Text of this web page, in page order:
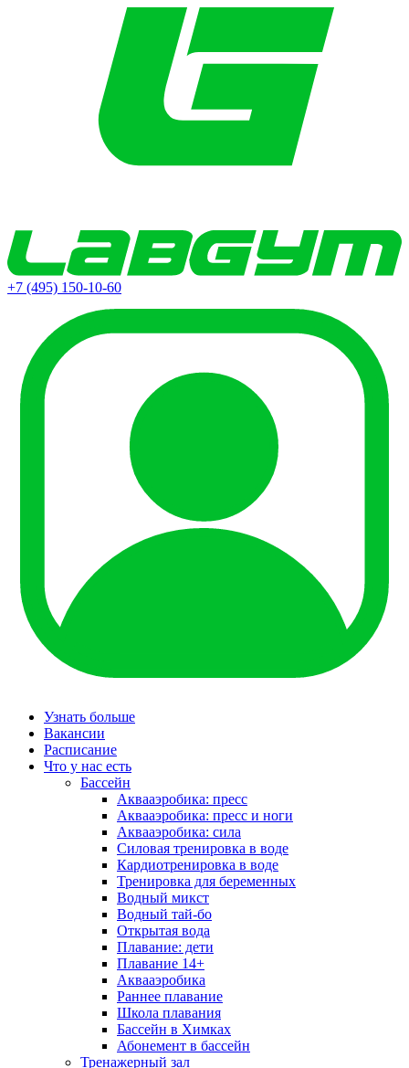
+7 (495) 150-10-60
Узнать больше
Вакансии
Расписание
Что у нас есть
Бассейн
Аквааэробика: пресс
Аквааэробика: пресс и ноги
Аквааэробика: сила
Силовая тренировка в воде
Кардиотренировка в воде
Тренировка для беременных
Водный микст
Водный тай-бо
Открытая вода
Плавание: дети
Плавание 14+
Аквааэробика
Раннее плавание
Школа плавания
Бассейн в Химках
Абонемент в бассейн
Тренажерный зал